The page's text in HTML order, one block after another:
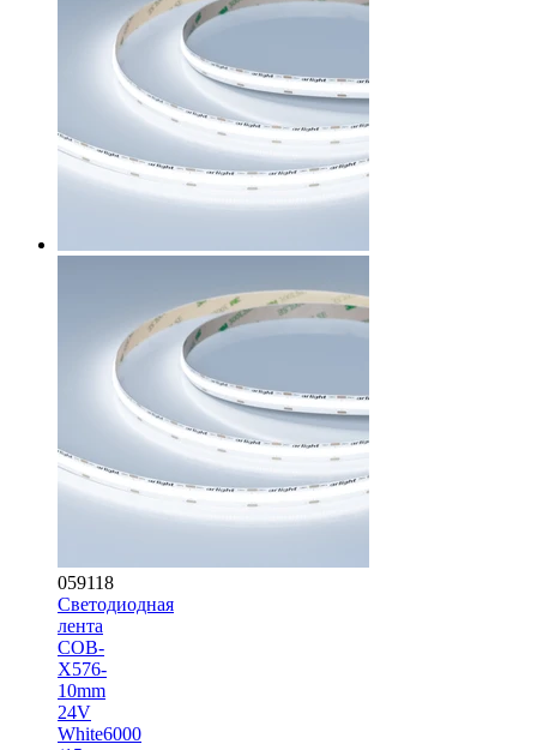
059118
Светодиодная
лента
COB-
X576-
10mm
24V
White6000